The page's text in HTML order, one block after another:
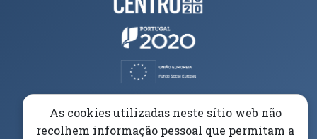
(abre em nova janela)
As cookies utilizadas neste sítio web não
recolhem informação pessoal que permitam a